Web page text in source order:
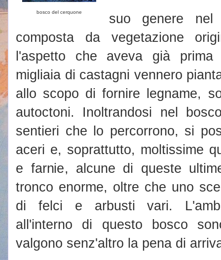
bosco del cerquone
suo genere nel
composta da vegetazione
l'aspetto che aveva già
migliaia di castagni vennero
allo scopo di fornire legname,
autoctoni. Inoltrandosi nel
sentieri che lo percorrono, si
aceri e, soprattutto, moltissime
e farnie, alcune di queste
tronco enorme, oltre che uno
di felci e arbusti vari.
all'interno di questo bosco
valgono senz'altro la pena di